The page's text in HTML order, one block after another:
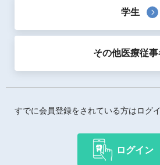
歯科補綴
予防・メンテナンス
学生
その他医療従事
すでに会員登録をされている方はログ
ログイン